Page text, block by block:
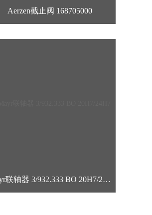
Aerzen截止阀 168705000
Mayr联轴器 3/932.333 BO 20H7/24H7